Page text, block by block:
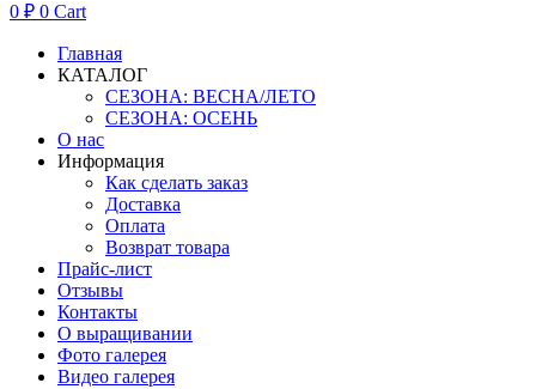
0 ₽ 0 Cart
Главная
КАТАЛОГ
СЕЗОНА: ВЕСНА/ЛЕТО
СЕЗОНА: ОСЕНЬ
О нас
Информация
Как сделать заказ
Доставка
Оплата
Возврат товара
Прайс-лист
Отзывы
Контакты
О выращивании
Фото галерея
Видео галерея